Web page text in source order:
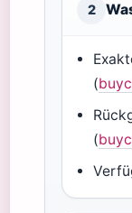
2
(
(